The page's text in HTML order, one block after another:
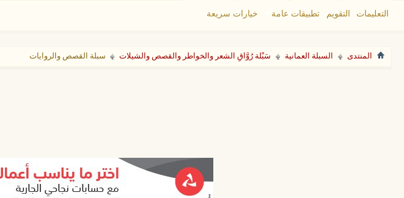
التعليمات التقويم تطبيقات عامة خيارات سريعة
المنتدى السبلة العمانية سَبْلة رُوَّاقِ الشعر والخواطر والقصص والشيلات سبلة القصص والروايات